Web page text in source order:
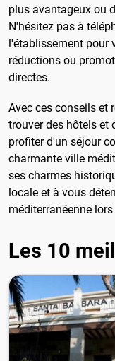
plus avantageux ou
N'hésitez pas à
l'établissement pour
réductions ou
directes.
Avec ces conseils et
trouver des hôtels et
profiter d'un séjour
charmante ville
ses charmes
locale et à vous
méditerranéenne
Les 10